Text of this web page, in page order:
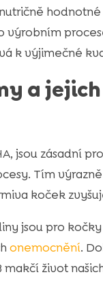
k výjimečné
a
jsou zásadní
Tím
koček
jsou pro
onemocnění.
život